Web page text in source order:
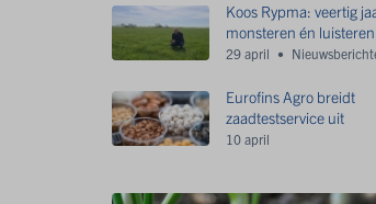
Koos Rypma: veertig
monsteren én luisteren
29 april
Eurofins Agro breidt
zaadtestservice uit
10 april